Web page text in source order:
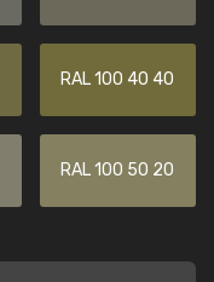
RAL 100 40 40
RAL 100 50 20